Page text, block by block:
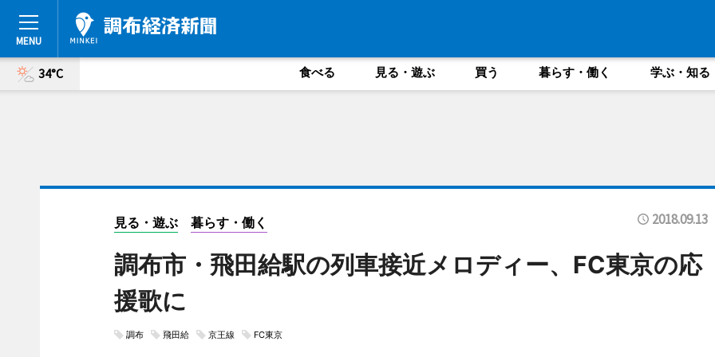
34°C 食べる 見る・遊ぶ 買う 暮らす・働く 学ぶ・知る
見る・遊ぶ 暮らす・働く 2018.09.13
調布市・飛田給駅の列車接近メロディー、FC東京の応
援歌に
調布 飛田給 京王線 FC東京